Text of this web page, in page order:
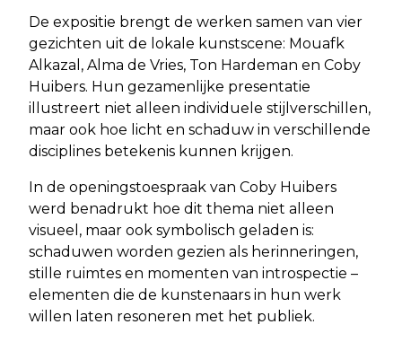
De expositie brengt de werken samen van vier
gezichten uit de lokale kunstscene: Mouafk
Alkazal, Alma de Vries, Ton Hardeman en Coby
Huibers. Hun gezamenlijke presentatie
illustreert niet alleen individuele stijlverschillen,
maar ook hoe licht en schaduw in verschillende
disciplines betekenis kunnen krijgen.
In de openingstoespraak van Coby Huibers
werd benadrukt hoe dit thema niet alleen
visueel, maar ook symbolisch geladen is:
schaduwen worden gezien als herinneringen,
stille ruimtes en momenten van introspectie –
elementen die de kunstenaars in hun werk
willen laten resoneren met het publiek.